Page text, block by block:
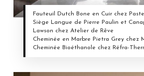
Fauteuil Dutch Bone en Cuir chez
Siège Langue de Pierre Paulin et
Lawson chez Atelier de Rêve
Cheminée en Marbre Pietra Grey chez
Cheminée Bioéthanole chez Réfra-